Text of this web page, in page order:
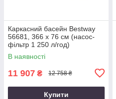
Каркасний басейн Bestway
56681, 366 х 76 см (насос-
фільтр 1 250 л/год)
В наявності
11 907 ₴ 12 758 ₴
Купити